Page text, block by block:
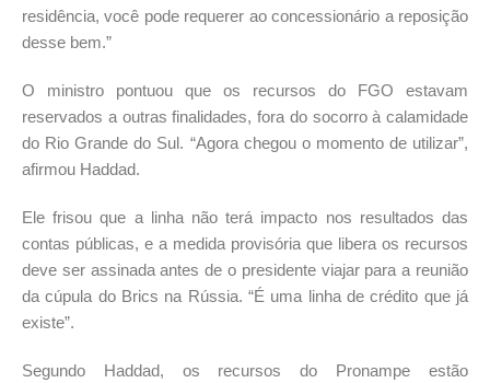
residência, você pode requerer ao concessionário a reposição
desse bem.”
O ministro pontuou que os recursos do FGO estavam
reservados a outras finalidades, fora do socorro à calamidade
do Rio Grande do Sul. “Agora chegou o momento de utilizar”,
afirmou Haddad.
Ele frisou que a linha não terá impacto nos resultados das
contas públicas, e a medida provisória que libera os recursos
deve ser assinada antes de o presidente viajar para a reunião
da cúpula do Brics na Rússia. “É uma linha de crédito que já
existe”.
Segundo Haddad, os recursos do Pronampe estão